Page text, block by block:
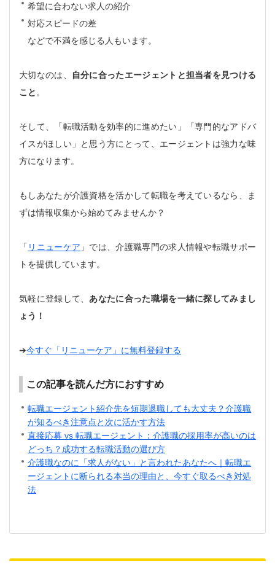
希望に合わない求人の紹介
対応スピードの差
などで不満を感じる人もいます。
大切なのは、
自分に合ったエージェントと担当者を見つける
こと。
そして、「転職活動を効率的に進めたい」「専門的なアドバ
イスがほしい」と思う方にとって、エージェントは強力な味
方になります。
もしあなたが介護資格を活かして転職を考えているなら、ま
ずは情報収集から始めてみませんか？
「 リニューケア 」では、介護職専門の求人情報や転職サポー
トを提供しています。
気軽に登録して、あなたに合った職場を一緒に探してみまし
ょう！
➔今すぐ「リニューケア」に無料登録する
この記事を読んだ方におすすめ
転職エージェント紹介先を短期退職しても大丈夫？介護職
が知るべき注意点と次に活かす方法
直接応募 vs 転職エージェント：介護職の採用率が高いのは
どっち？成功する転職活動の選び方
介護職なのに「求人がない」と言われたあなたへ｜転職エ
ージェントに断られる本当の理由と、今すぐ取るべき対処
法